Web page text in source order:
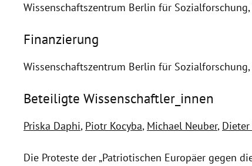
Wissenschaftszentrum Berlin für Sozialforschung,
Finanzierung
Wissenschaftszentrum Berlin für
Beteiligte Wissenschaftler_innen
Priska Daphi, Piotr Kocyba, Michael Neuber,
Die Proteste der „Patriotischen Europäer gegen